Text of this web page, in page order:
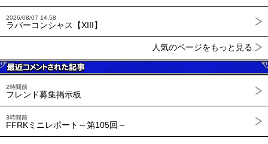
2026/08/07 14:58
ラバーコンシャス【XIII】
人気のページをもっと見る
2時間前
フレンド募集掲示板
3時間前
FFRKミニレポート～第105回～